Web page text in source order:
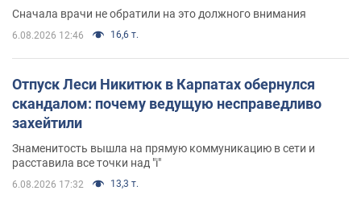
Сначала врачи не обратили на это должного внимания
6.08.2026 12:46 16,6 т.
Отпуск Леси Никитюк в Карпатах обернулся
скандалом: почему ведущую несправедливо
захейтили
Знаменитость вышла на прямую коммуникацию в сети и
расставила все точки над "i"
6.08.2026 17:32 13,3 т.